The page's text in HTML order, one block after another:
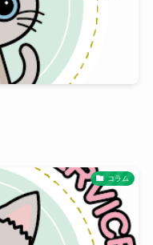
コラム